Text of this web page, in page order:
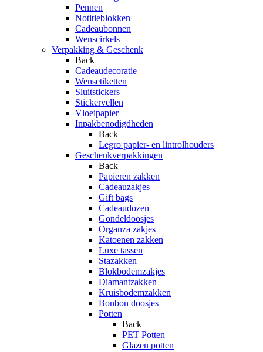
Pennen
Notitieblokken
Cadeaubonnen
Wenscirkels
Verpakking & Geschenk
Back
Cadeaudecoratie
Wensetiketten
Sluitstickers
Stickervellen
Vloeipapier
Inpakbenodigdheden
Back
Legro papier- en lintrolhouders
Geschenkverpakkingen
Back
Papieren zakken
Cadeauzakjes
Gift bags
Cadeaudozen
Gondeldoosjes
Organza zakjes
Katoenen zakken
Luxe tassen
Stazakken
Blokbodemzakjes
Diamantzakken
Kruisbodemzakken
Bonbon doosjes
Potten
Back
PET Potten
Glazen potten